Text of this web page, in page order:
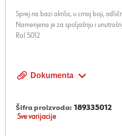
Sprej na bazi akrila, u crnoj boji,
Namenjena je za spoljašnju i
Ral 5012
Dokumenta
Šifra proizvoda: 189335012
Sve varijacije